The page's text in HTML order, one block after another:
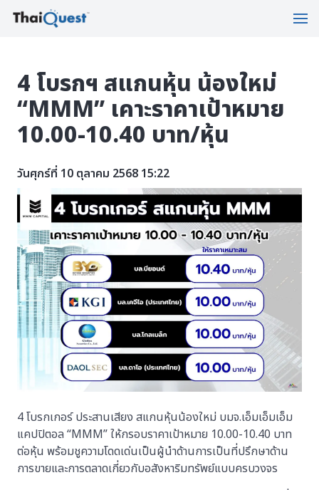
4 โบรกฯ สแกนหุ้น น้องใหม่
“MMM” เคาะราคาเป้าหมาย
10.00-10.40 บาท/หุ้น
วันศุกร์ที่ 10 ตุลาคม 2568 15:22
4 โบรกเกอร์ ประสานเสียง สแกนหุ้นน้องใหม่ บมจ.เอ็มเอ็มเอ็ม
แคปปิตอล “MMM” ให้กรอบราคาเป้าหมาย 10.00-10.40 บาท
ต่อหุ้น พร้อมชูความโดดเด่นเป็นผู้นำด้านการเป็นที่ปรึกษาด้าน
การขายและการตลาดเกี่ยวกับอสังหาริมทรัพย์แบบครบวงจร